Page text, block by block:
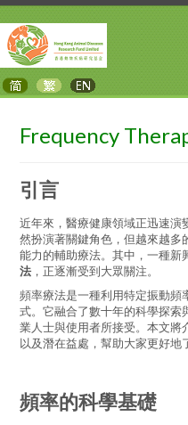
Frequency
引言
近年來，醫療健康領域正迅速演
然扮演著關鍵角色，但越來越多
能力的輔助療法。其中，一種
法 ，正逐漸受到大眾關注。
頻率療法是一種利用特定振動
式。它融合了數十年的科學探
業人士與使用者所接受。本文將
以及潛在益處，幫助大家更好地
頻率的科學基礎